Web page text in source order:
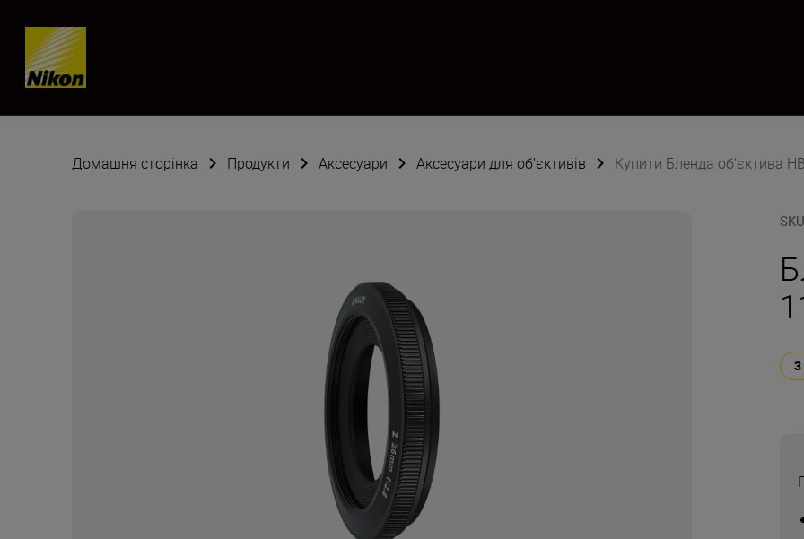
Skip content
Домашня сторінка Продукти Аксесуари Аксесуари для об’єктивів Купити Бленда об’єктива
SKU